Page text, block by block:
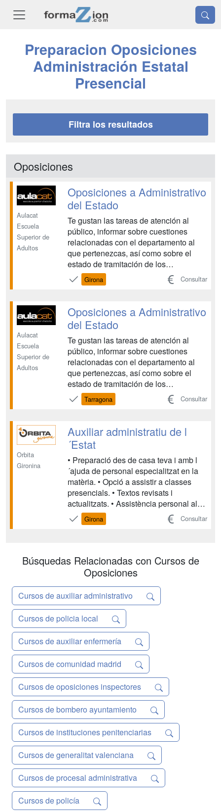
Preparacion Oposiciones
Administración Estatal
Presencial
Filtra los resultados
Oposiciones
Aulacat
Escuela
Superior de
Adultos
Oposiciones a Administrativo
del Estado
Te gustan las tareas de atención al
público, informar sobre cuestiones
relacionadas con el departamento al
que pertenezcas, así como sobre el
estado de tramitación de los
expedientes, de acuerdo con las
instrucciones recibidas del superior
administrativas elementales con
instrucciones recibidas o normas
existentes....
Girona Consultar
Aulacat
Escuela
Superior de
Adultos
Oposiciones a Administrativo
del Estado
Te gustan las tareas de atención al
público, informar sobre cuestiones
relacionadas con el departamento al
que pertenezcas, así como sobre el
estado de tramitación de los
expedientes, de acuerdo con las
instrucciones recibidas del superior
administrativas elementales con
instrucciones recibidas o normas
existentes....
Tarragona Consultar
Orbita
Gironina
Auxiliar administratiu de l
´Estat
• Preparació des de casa teva i amb l
´ajuda de personal especialitzat en la
matèria. • Opció a assistir a classes
presencials. • Textos revisats i
actualitzats. • Assistència personal al
centre, o bé seguiment per correu, fax o
telèfon, durant tot el període de
Girona Consultar
Búsquedas Relacionadas con Cursos de
Oposiciones
Cursos de auxiliar administrativo
Cursos de policia local
Cursos de auxiliar enfermería
Cursos de comunidad madrid
Cursos de oposiciones inspectores
Cursos de bombero ayuntamiento
Cursos de instituciones penitenciarias
Cursos de generalitat valenciana
Cursos de procesal administrativa
Cursos de policía